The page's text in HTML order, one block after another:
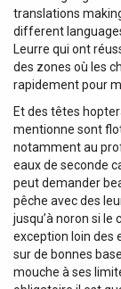
translations
different
Leurre qui ont
des zones où les
rapidement pour
Et des têtes
mentionne sont
notamment au
eaux de seconde
peut demander
pêche avec des
jusqu’à noron si
exception loin des
sur de bonnes
mouche à ses